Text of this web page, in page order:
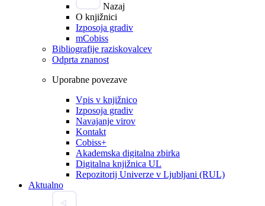
Nazaj
O knjižnici
Izposoja gradiv
mCobiss
Bibliografije raziskovalcev
Odprta znanost
Uporabne povezave
Vpis v knjižnico
Izposoja gradiv
Navajanje virov
Kontakt
Cobiss+
Akademska digitalna zbirka
Digitalna knjižnica UL
Repozitorij Univerze v Ljubljani (RUL)
Aktualno